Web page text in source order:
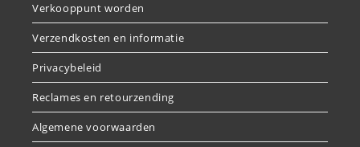
Verkooppunt worden
Verzendkosten en informatie
Privacybeleid
Reclames en retourzending
Algemene voorwaarden